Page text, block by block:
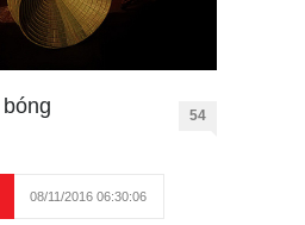
54
08/11/2016 06:30:06